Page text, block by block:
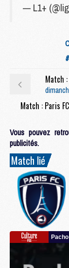
— L1+
Match : Paris
Vous pouvez
publicités.
Match lié